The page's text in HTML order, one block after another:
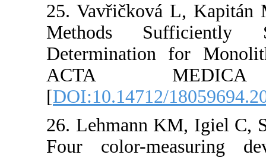
25. Vavřičková
Methods
Determination
ACTA
[DOI:10.14712/
26. Lehmann KM,
Four color-